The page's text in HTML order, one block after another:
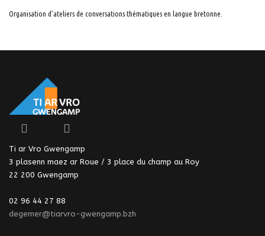
Organisation d'ateliers de conversations thématiques en langue bretonne.
Ti ar Vro Gwengamp
3 plasenn maez ar Roue / 3 place du champ au Roy
22 200 Gwengamp
02 96 44 27 88
degemer@tiarvro-gwengamp.bzh